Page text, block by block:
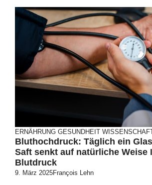
ERNÄHRUNG GESUNDHEIT
Bluthochdruck: Täglich ein
Saft senkt auf natürliche Weise
Blutdruck
9. März 2025François Lehn